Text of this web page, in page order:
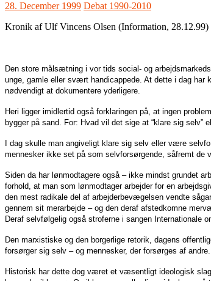
28. December 1999 Debat 1990-2010
Kronik af Ulf Vincens Olsen (Information, 28.12.99)
Den store målsætning i vor tids social- og
unge, gamle eller svært handicappede. At dette i dag
nødvendigt at dokumentere yderligere.
Heri ligger imidlertid også forklaringen på, at ingen
bygger på sand. For: Hvad vil det sige at “klare sig selv”
I dag skulle man angiveligt klare sig selv eller være
mennesker ikke set på som selvforsørgende, såfremt
Siden da har lønmodtagere også – ikke mindst grundet
forhold, at man som lønmodtager arbejder for en
den mest radikale del af arbejderbevægelsen vendte
gennem sit merarbejde – og den deraf afstedkomne
Deraf selvfølgelig også stroferne i sangen Internationale
Den marxistiske og den borgerlige retorik, dagens
forsørger sig selv – og mennesker, der forsørges af
Historisk har dette dog været et væsentligt ideologisk